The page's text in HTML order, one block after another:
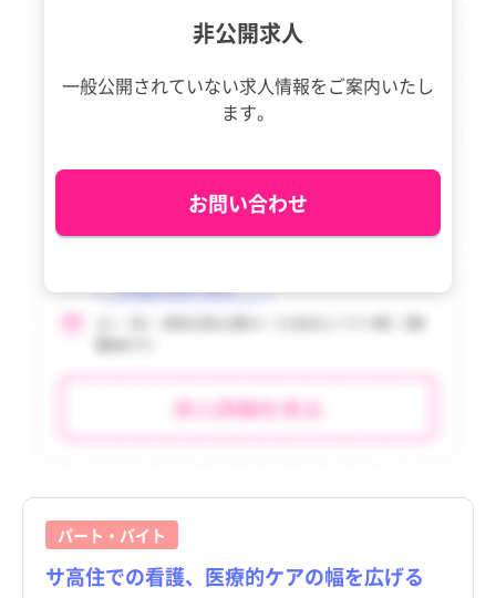
鹿児島県
三宅村
御蔵島村
八丈町
非公開求人
一般公開されていない求人情報をご案内いたし
ます。
お問い合わせ
パート・バイト
サ高住での看護、医療的ケアの幅を広げる
鹿児島県
三宅村
御蔵島村
八丈町